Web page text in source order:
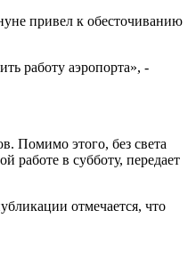
привел к обесточиванию
работу аэропорта», -
Помимо этого, без света
работе в субботу, передает
отмечается, что